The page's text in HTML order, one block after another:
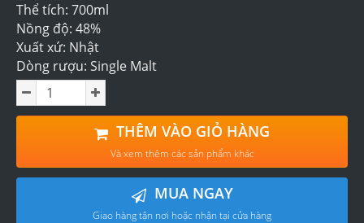
Thể tích: 700ml
Nồng độ: 48%
Xuất xứ: Nhật
Dòng rượu: Single Malt
THÊM VÀO GIỎ HÀNG
Và xem thêm các sản phẩm khác
MUA NGAY
Giao hàng tận nơi hoặc nhận tại cửa hàng